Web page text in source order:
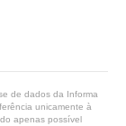
de dados da Informa
unicamente à
apenas possível